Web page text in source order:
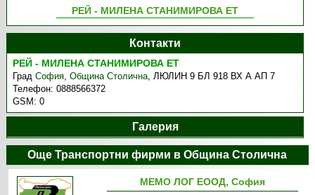
РЕЙ - МИЛЕНА СТАНИМИРОВА ЕТ
Контакти
РЕЙ - МИЛЕНА СТАНИМИРОВА ЕТ
ГрадСофия,Община Столична,ЛЮЛИН 9 БЛ 918 ВХ А АП 7
Телефон:0888566372
GSM:0
Галерия
Още Транспортни фирми в Община Столична
МЕМО ЛОГ ЕООД, София